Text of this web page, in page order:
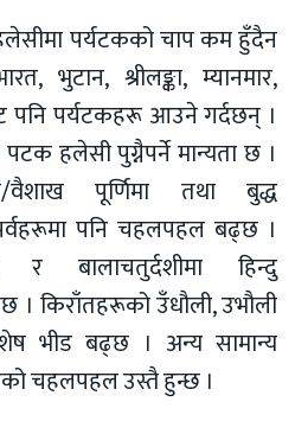
पर्यटकको चाप कम हुँदैन
भुटान, श्रीलङ्का, म्यानमार,
पनि पर्यटकहरू आउने गर्दछन् ।
हलेसी पुग्नैपर्ने मान्यता छ ।
वैशाख पूर्णिमा तथा बुद्ध
पनि चहलपहल बढ्छ ।
र बालाचतुर्दशीमा हिन्दु
। किराँतहरूको उँधौली, उभौली
भीड बढ्छ । अन्य सामान्य
चहलपहल उस्तै हुन्छ ।